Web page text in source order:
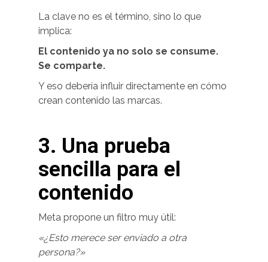
La clave no es el término, sino lo que
implica:
El contenido ya no solo se consume.
Se comparte.
Y eso debería influir directamente en cómo
crean contenido las marcas.
3. Una prueba
sencilla para el
contenido
Meta propone un filtro muy útil:
«¿Esto merece ser enviado a otra
persona?»